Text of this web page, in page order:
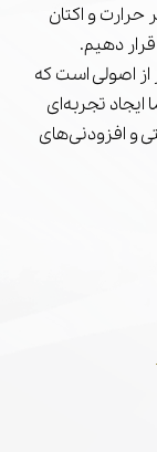
حرارت و اکتان
دهیم.
اصولی است که
تجربه‌ای
و افزودنی‌های